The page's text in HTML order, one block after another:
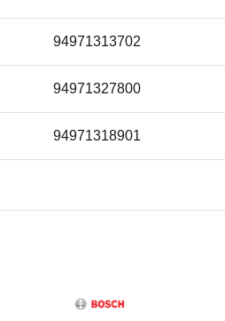
94971313702
94971327800
94971318901